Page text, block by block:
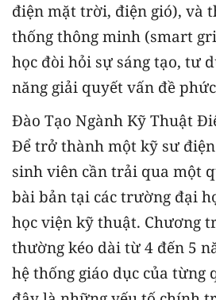
điện mặt trời, điện gió), và
thống thông minh (smart
học đòi hỏi sự sáng tạo, tư
năng giải quyết vấn đề
Đào Tạo Ngành Kỹ Thuật
Để trở thành một kỹ sư
sinh viên cần trải qua một
bài bản tại các trường đại
học viện kỹ thuật. Chương
thường kéo dài từ 4 đến 5
hệ thống giáo dục của từng